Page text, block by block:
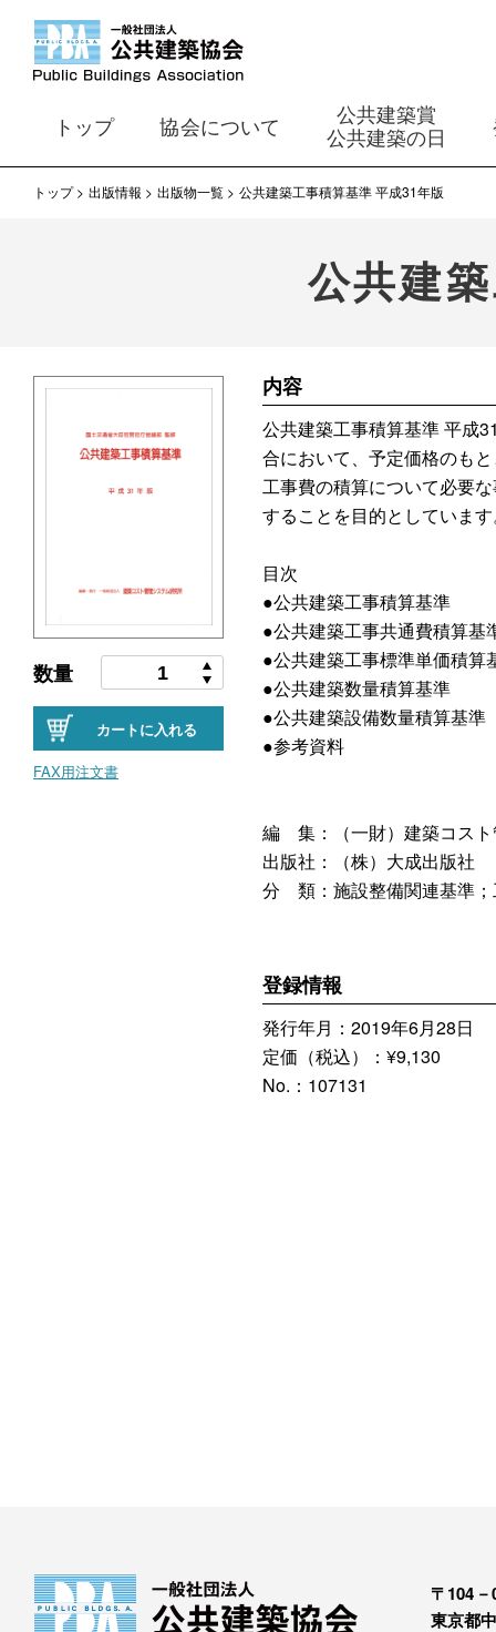
トップ 協会について
公共建築賞
公共建築の日
トップ 出版情報 出版物一覧 公共建築工事積算基準 平成31年版
公共建
数量
カートに入れる
FAX用注文書
内容
公共建築工事積算基準 平成
合において、予定価格のも
工事費の積算について必要
することを目的としていま
目次
●公共建築工事積算基準
●公共建築工事共通費積算基
●公共建築工事標準単価積算
●公共建築数量積算基準
●公共建築設備数量積算基準
●参考資料
編 集：（一財）建築コスト
出版社：（株）大成出版社
分 類：施設整備関連基準；
登録情報
発行年月：2019年6月28日
定価（税込）：¥9,130
No.：107131
〒104－
東京都